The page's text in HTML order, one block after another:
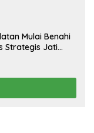
Mulai Benahi
Strategis Jati